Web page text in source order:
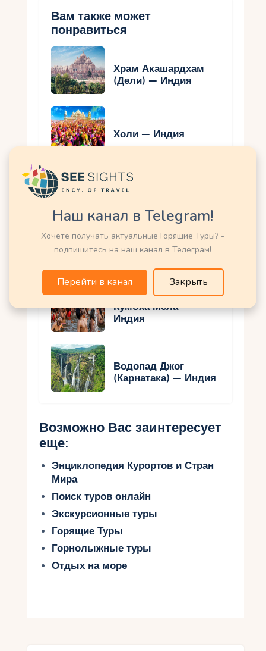
Вам также может
понравиться
Храм Акашардхам
(Дели) — Индия
Холи — Индия
Дивали — Индия
Гималаи — Индия
Кумбха Мела —
Индия
Водопад Джог
(Карнатака) — Индия
Возможно Вас заинтересует
еще:
Энциклопедия Курортов и Стран
Мира
Поиск туров онлайн
Экскурсионные туры
Горящие Туры
Горнолыжные туры
Отдых на море
Наш канал в Telegram!
Хочете получать актуальные Горящие Туры? -
подпишитесь на наш канал в Телеграм!
Перейти в канал Закрыть